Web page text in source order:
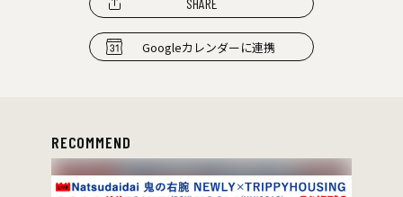
Googleカレンダーに連携
RECOMMEND